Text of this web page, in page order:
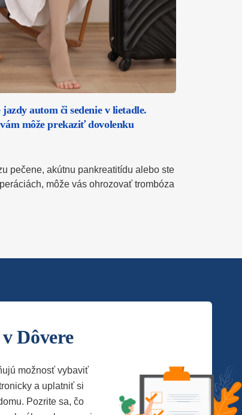
autom či sedenie v lietadle.
môže prekaziť dovolenku
pečene, akútnu pankreatitídu alebo ste
môže vás ohrozovať trombóza
Dôvere
možnosť vybaviť
a uplatniť si
Pozrite sa, čo